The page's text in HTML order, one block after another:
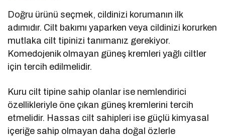
Doğru ürünü seçmek, cildinizi korumanın ilk
adımıdır. Cilt bakımı yaparken veya cildinizi korurken
mutlaka cilt tipinizi tanımanız gerekiyor.
Komedojenik olmayan güneş kremleri yağlı ciltler
için tercih edilmelidir.
Kuru cilt tipine sahip olanlar ise nemlendirici
özellikleriyle öne çıkan güneş kremlerini tercih
etmelidir. Hassas cilt sahipleri ise güçlü kimyasal
içeriğe sahip olmayan daha doğal özlerle